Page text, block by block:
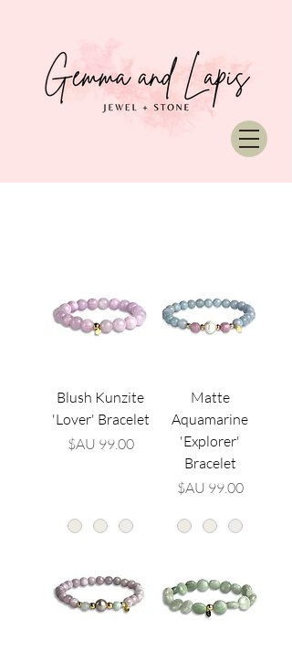
Matte
Aquamarine
'Explorer'
Bracelet
السعر‏99.00 AU$
Blush Kunzite
'Lover' Bracelet
السعر‏99.00 AU$